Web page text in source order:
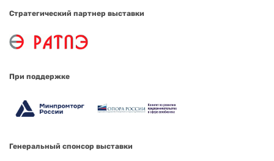
Стратегический партнер выставки
При поддержке
Генеральный спонсор выставки